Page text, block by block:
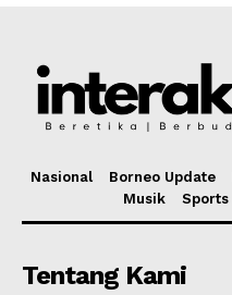
Nasional Borneo Update
Musik
Sports
Tentang Kami